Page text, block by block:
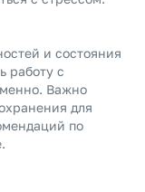
и состояния
работу с
Важно
для
по